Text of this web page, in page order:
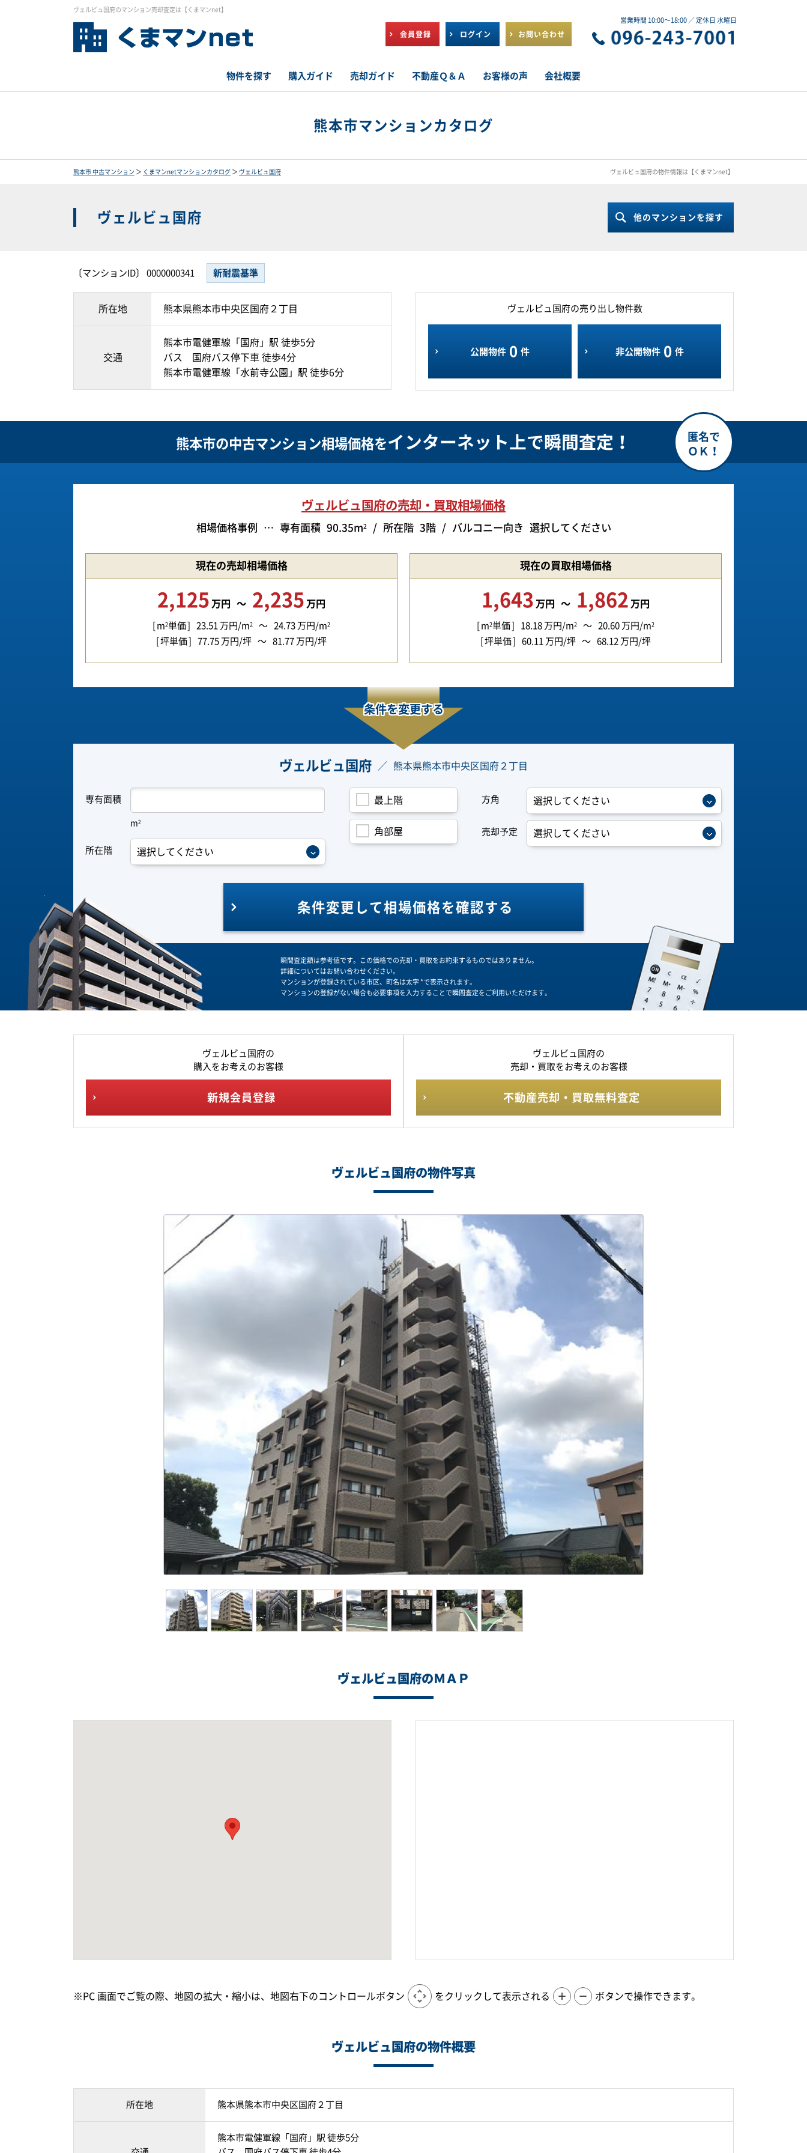
ヴェルビュ国府のマンション売却査定は【くまマンnet】
会員登録 ログイン お問い合わせ
営業時間 10:00～18:00 ／ 定休日 水曜日
物件を探す 購入ガイド 売却ガイド 不動産Ｑ＆Ａ お客様の声 会社概要
熊本市マンションカタログ
熊本市 中古マンション ＞ くまマンnetマンションカタログ ＞ ヴェルビュ国府 ヴェルビュ国府の物件情報は【くまマンnet】
ヴェルビュ国府 他のマンションを探す
〔マンションID〕 0000000341 新耐震基準
所在地 熊本県熊本市中央区国府２丁目
交通
熊本市電健軍線「国府」駅 徒歩5分
バス 国府バス停下車 徒歩4分
熊本市電健軍線「水前寺公園」駅 徒歩6分
ヴェルビュ国府の売り出し物件数
公開物件 0 件 非公開物件 0 件
熊本市の中古マンション相場価格をインターネット上で瞬間査定！
ヴェルビュ国府の売却・買取相場価格
相場価格事例 専有面積 90.35m2 所在階 3階 バルコニー向き 選択してください
現在の売却相場価格
2,125 万円 2,235 万円
m2単価 23.51 万円/m2 24.73 万円/m2
坪単価 77.75 万円/坪 81.77 万円/坪
現在の買取相場価格
1,643 万円 1,862 万円
m2単価 18.18 万円/m2 20.60 万円/m2
坪単価 60.11 万円/坪 68.12 万円/坪
条件を変更する
ヴェルビュ国府 熊本県熊本市中央区国府２丁目
専有面積
m2
所在階
最上階
角部屋
方角
売却予定
条件変更して相場価格を確認する
瞬間査定額は参考値です。この価格での売却・買取をお約束するものではありません。
詳細についてはお問い合わせください。
マンションが登録されている市区、町名は太字 *で表示されます。
マンションの登録がない場合も必要事項を入力することで瞬間査定をご利用いただけます。
ヴェルビュ国府の
購入をお考えのお客様
新規会員登録
ヴェルビュ国府の
売却・買取をお考えのお客様
不動産売却・買取無料査定
ヴェルビュ国府の物件写真
ヴェルビュ国府のＭＡＰ
※PC 画面でご覧の際、地図の拡大・縮小は、地図右下のコントロールボタン をクリックして表示される ＋ － ボタンで操作できます。
ヴェルビュ国府の物件概要
所在地 熊本県熊本市中央区国府２丁目
熊本市電健軍線「国府」駅 徒歩5分